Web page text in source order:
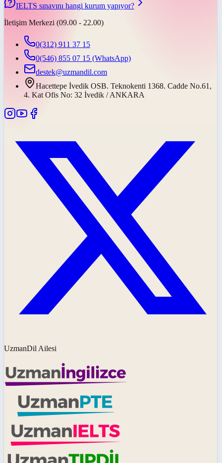
IELTS sınavını hangi kurum yapıyor?
İletişim Merkezi (09.00 - 22.00)
0(312) 911 37 15
0(546) 855 07 15 (WhatsApp)
destek@uzmandil.com
Hacettepe İvedik OSB. Teknokenti 1368. Cadde No.61,
4. Kat Ofis No: 32 İvedik / ANKARA
UzmanDil Ailesi